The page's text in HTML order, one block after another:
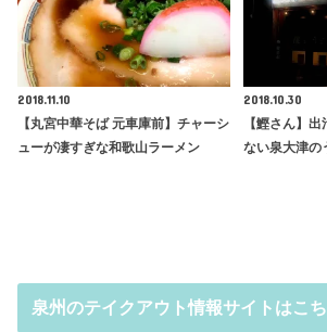
2018.11.10
【丸宮中華そば 元車庫前】チャーシ
ューが凄すぎな和歌山ラーメン
2018.10.30
【鰹さん】
ない泉大津の
泉州のテイクアウト情報サイトはこ